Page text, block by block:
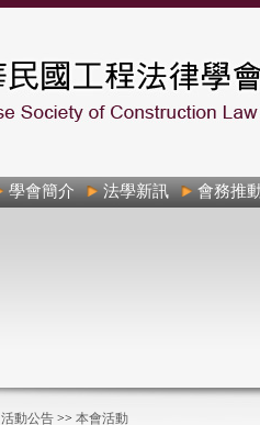
學會簡介 法學新訊 會務推
活動公告 >> 本會活動